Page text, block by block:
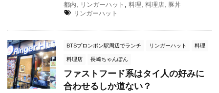
都内
リンガーハット 料理 料理店 豚丼
リンガーハット
BTSプロンポン駅周辺でランチ リンガーハット 料理
料理店 長崎ちゃんぽん
ファストフード系はタイ人の好みに
合わせるしか道ない？